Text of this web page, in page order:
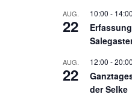
AUG.
22
10:00 - 14:00
AUG.
22
12:00 -20:00
der Selke